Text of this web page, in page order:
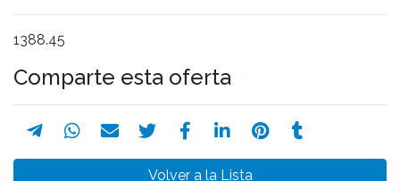
1388.45
Comparte esta oferta
Volver a la Lista